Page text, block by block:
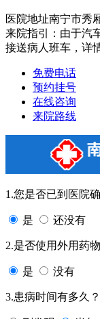
医院地址南宁市秀
来院指引：由于汽
接送病人班车，详
免费电话
预约挂号
在线咨询
来院路线
1.您是否已到医院
是 还没有
2.是否使用外用药
是 没有
3.患病时间有多久？